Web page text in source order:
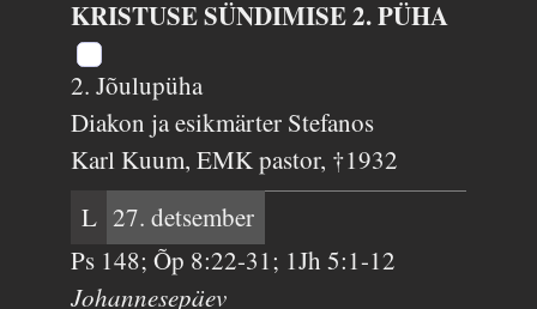
KRISTUSE SÜNDIMISE 2. PÜHA
2. Jõulupüha
Diakon ja esikmärter Stefanos
Karl Kuum, EMK pastor, †1932
L 27. detsember
Ps 148; Õp 8:22-31; 1Jh 5:1-12
Johannesepäev